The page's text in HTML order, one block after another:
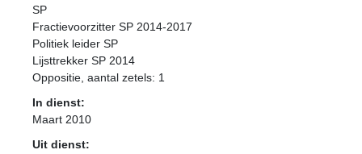
SP
Fractievoorzitter SP 2014-2017
Politiek leider SP
Lijsttrekker SP 2014
Oppositie , aantal zetels: 1
In dienst:
Maart 2010
Uit dienst: